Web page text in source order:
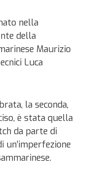
nella
della
Maurizio
Luca
la seconda,
è stata quella
da parte di